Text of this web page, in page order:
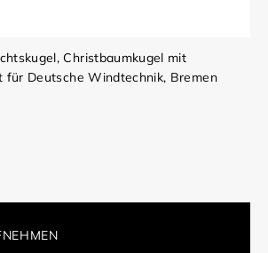
Christbaumkugel mit
für Deutsche Windtechnik, Bremen